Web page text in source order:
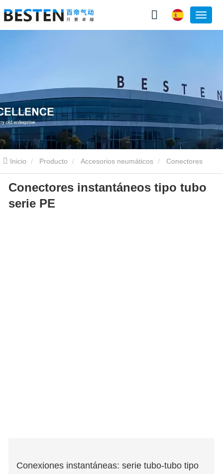
Inicio Producto Accesorios neumáticos
instantáneos tipo tubo serie PE
Conectores instantáneos tipo tubo
serie PE
Conexiones instantáneas: serie tubo-tubo tipo